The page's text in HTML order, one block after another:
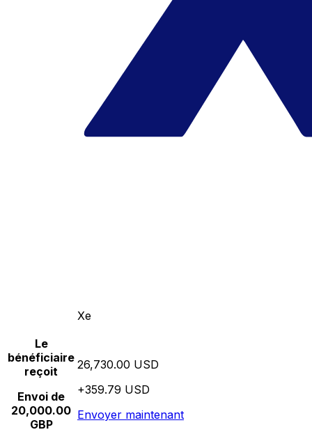
Xe
Le
bénéficiaire
reçoit
Envoi de
20,000.00
GBP
26,730.00 USD
+359.79 USD
Envoyer maintenant